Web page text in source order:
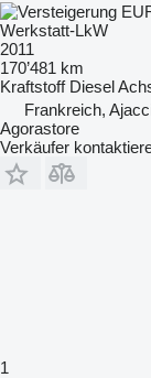
Werkstatt-LkW
2011
170’481 km
Kraftstoff Diesel
Frankreich,
Agorastore
Verkäufer
1